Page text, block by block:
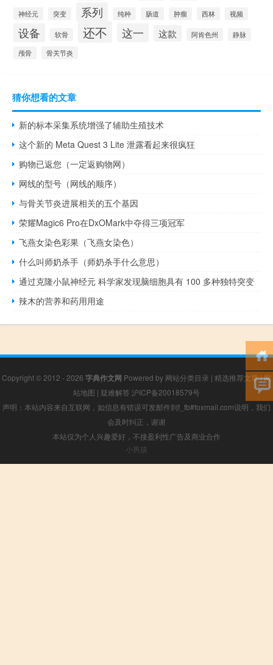
神经元 突变 系列 纯种 肠道 肿瘤 西林 视频
设备 软骨 还不 这一 这款 阿肯色州
静脉
颅骨
骨关节炎
猜你想看的文章
新的标本采集系统增强了辅助生殖技术
这个新的 Meta Quest 3 Lite 泄露看起来很疯狂
购物已返您（一定返购物网）
网线的型号（网线的顺序）
与骨关节炎进展相关的五个基因
荣耀Magic6 Pro在DxOMark中夺得三项冠军
飞燕女染色彩果（飞燕女染色）
什么叫师奶杀手（师奶杀手什么意思）
通过克隆小鼠神经元 科学家发现脑细胞具有 100 多种独特突变
辣木的营养和药用用途
Copyright © 2012 - 2026 字典作文网 Powered by 网站分类目录 | 精选推荐文章|网
站地图 | 疑难解答 沪ICP备20018579号
声明：本站内容来自互联网，如信息有错误可发邮件到f_fb#foxmail.com说明，我们
会及时纠正，谢谢
本站仅为个人兴趣爱好，不接盈利性广告及商业合作
小男孩